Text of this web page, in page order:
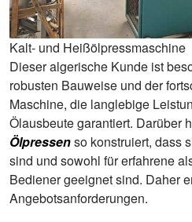
Kalt- und Heißölpressmaschine
Dieser algerische Kunde ist
robusten Bauweise und der
Maschine, die langlebige
Ölausbeute garantiert. Darüber
Ölpressenso konstruiert, dass
sind und sowohl für erfahrene
Bediener geeignet sind. Daher
Angebotsanforderungen.